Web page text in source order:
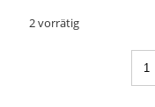
2 vorrätig